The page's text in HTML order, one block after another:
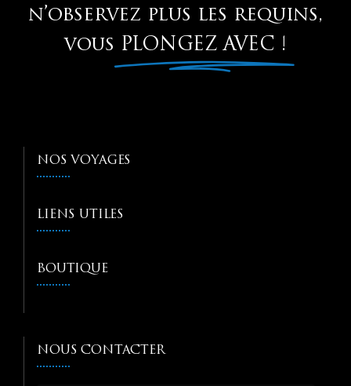
n’observez plus les requins,
vous PLONGEZ AVEC !
NOS VOYAGES
LIENS UTILES
BOUTIQUE
NOUS CONTACTER